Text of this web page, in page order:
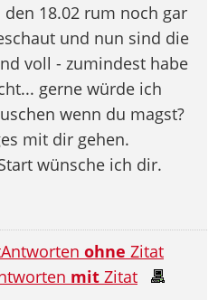
18.02 rum noch gar
und nun sind die
voll - zumindest habe
gerne würde ich
wenn du magst?
mit dir gehen.
wünsche ich dir.
Antworten ohne Zitat
mit Zitat